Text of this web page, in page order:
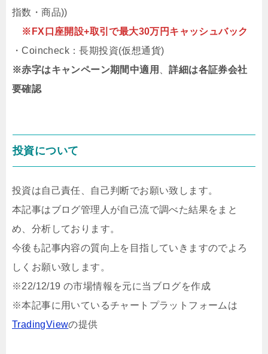
指数・商品))
※FX口座開設+取引で最大30万円キャッシュバック
・Coincheck：長期投資(仮想通貨)
※赤字はキャンペーン期間中適用
、詳細は各証券会社
要確認
投資について
投資は自己責任、自己判断でお願い致します。
本記事はブログ管理人が自己流で調べた結果をまと
め、分析しております。
今後も記事内容の質向上を目指していきますのでよろ
しくお願い致します。
※22/12/19 の市場情報を元に当ブログを作成
※本記事に用いているチャートプラットフォームは
TradingViewの提供